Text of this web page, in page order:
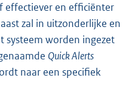
effectiever en efficiënter
zal in uitzonderlijke en
systeem worden ingezet
Quick Alerts
naar een specifiek